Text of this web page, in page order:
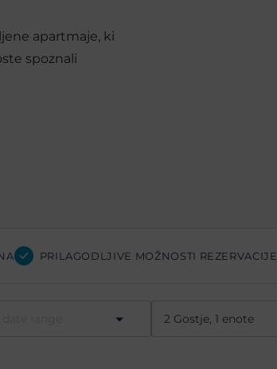
apartmaje, ki
spoznali
PRILAGODLJIVE MOŽNOSTI REZERVACIJE